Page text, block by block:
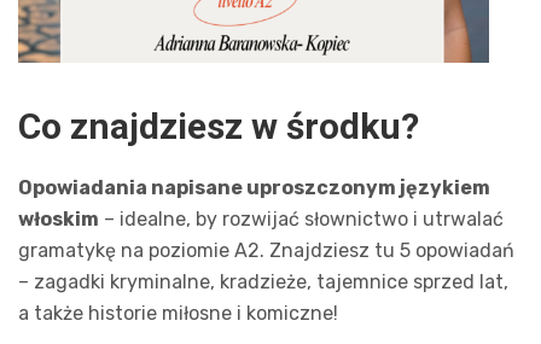
Co znajdziesz w środku?
Opowiadania napisane uproszczonym językiem
włoskim – idealne, by rozwijać słownictwo i utrwalać
gramatykę na poziomie A2. Znajdziesz tu 5 opowiadań
– zagadki kryminalne, kradzieże, tajemnice sprzed lat,
a także historie miłosne i komiczne!